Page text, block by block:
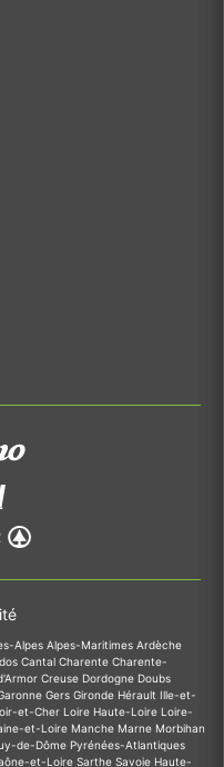
Alpes Alpes-Maritimes Ardèche
Cantal Charente Charente-
Creuse Dordogne Doubs
Gers Gironde Hérault Ille-et-
et-Cher Loire Haute-Loire Loire-
et-Loire Manche Marne Morbihan
de-Dôme Pyrénées-Atlantiques
et-Loire Sarthe Savoie Haute-